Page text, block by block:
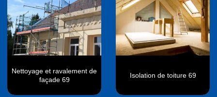
Nettoyage et ravalement de
façade 69
Isolation de toiture 69